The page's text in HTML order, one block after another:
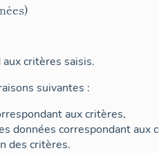
critères saisis.
suivantes :
aux critères,
données correspondant aux
des critères.